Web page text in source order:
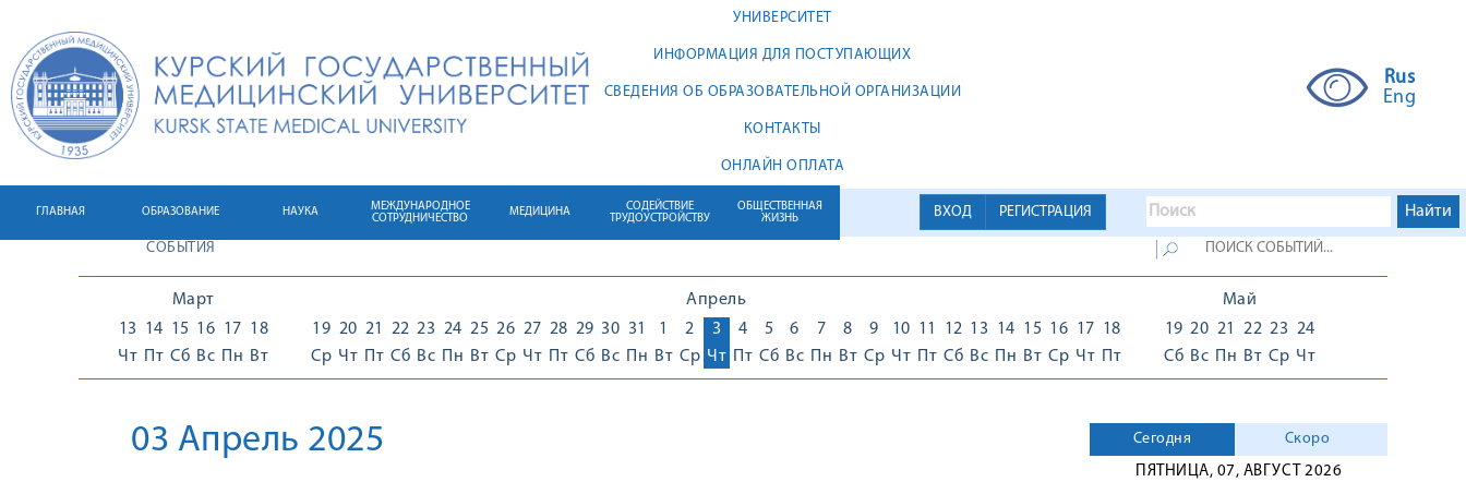
УНИВЕРСИТЕТ
ИНФОРМАЦИЯ ДЛЯ ПОСТУПАЮЩИХ
СВЕДЕНИЯ ОБ ОБРАЗОВАТЕЛЬНОЙ ОРГАНИЗАЦИИ
КОНТАКТЫ
ОНЛАЙН ОПЛАТА
Rus
Eng
ВХОД РЕГИСТРАЦИЯ
ГЛАВНАЯ ОБРАЗОВАНИЕ НАУКА
МЕЖДУНАРОДНОЕ
СОТРУДНИЧЕСТВО
МЕДИЦИНА
СОДЕЙСТВИЕ
ТРУДОУСТРОЙСТВУ
ОБЩЕСТВЕННАЯ
ЖИЗНЬ
СОБЫТИЯ
Март
13
Чт
14
Пт
15
Сб
16
Вс
17
Пн
18
Вт
Апрель
19
Ср
20
Чт
21
Пт
22
Сб
23
Вс
24
Пн
25
Вт
26
Ср
27
Чт
28
Пт
29
Сб
30
Вс
31
Пн
1
Вт
2
Ср
3
Чт
4
Пт
5
Сб
6
Вс
7
Пн
8
Вт
9
Ср
10
Чт
11
Пт
12
Сб
13
Вс
14
Пн
15
Вт
16
Ср
17
Чт
18
Пт
Май
19
Сб
20
Вс
21
Пн
22
Вт
23
Ср
24
Чт
03 Апрель 2025 Сегодня
Скоро
ПЯТНИЦА, 07, АВГУСТ 2026